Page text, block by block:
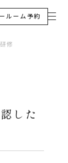
ルーム予約
修
した